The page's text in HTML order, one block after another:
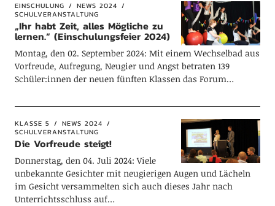
EINSCHULUNG
NEWS 2024
SCHULVERANSTALTUNG
„Ihr habt Zeit, alles Mögliche zu
lernen.“ (Einschulungsfeier 2024)
Montag, den 02. September 2024: Mit einem Wechselbad aus
Vorfreude, Aufregung, Neugier und Angst betraten 139
Schüler:innen der neuen fünften Klassen das Forum…
KLASSE 5
NEWS 2024
SCHULVERANSTALTUNG
Die Vorfreude steigt!
Donnerstag, den 04. Juli 2024: Viele
unbekannte Gesichter mit neugierigen Augen und Lächeln
im Gesicht versammelten sich auch dieses Jahr nach
Unterrichtsschluss auf…